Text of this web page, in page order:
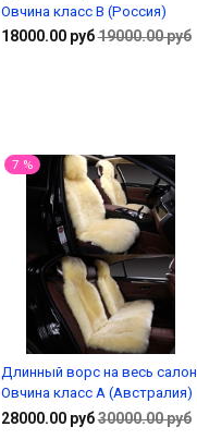
Овчина класс В (Россия)
18000.00 руб19000.00 руб
7 %
Длинный ворс на весь салон
Овчина класс А (Австралия)
28000.00 руб30000.00 руб